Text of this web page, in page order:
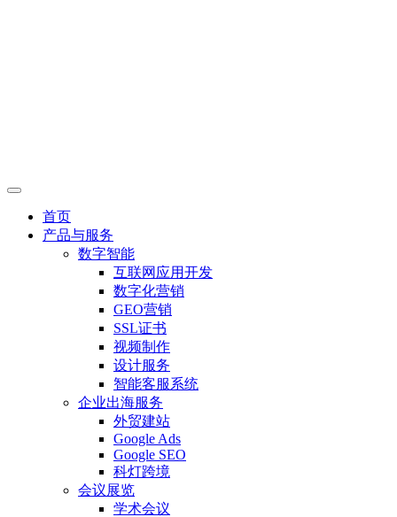
首页
产品与服务
数字智能
互联网应用开发
数字化营销
GEO营销
SSL证书
视频制作
设计服务
智能客服系统
企业出海服务
外贸建站
Google Ads
Google SEO
科灯跨境
会议展览
学术会议